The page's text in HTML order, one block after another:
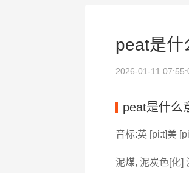
peat是什
2026-01-11
peat是什么
音标:英 [pi:t]美
泥煤, 泥炭色[化]